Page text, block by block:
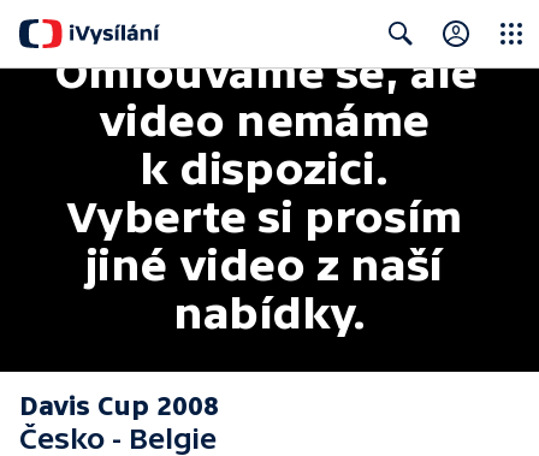
Search
Omlouváme se, ale
video nemáme
k dispozici.
Vyberte si prosím
jiné video z naší
nabídky.
Davis Cup 2008
Česko - Belgie